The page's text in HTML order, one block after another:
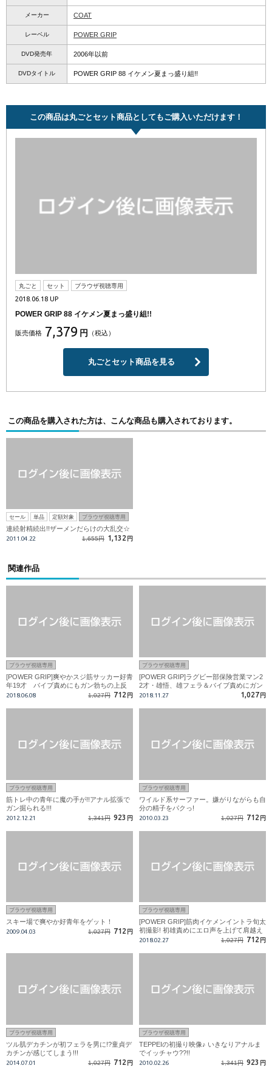
メーカー COAT
レーベル POWER GRIP
DVD発売年 2006年以前
DVDタイトル POWER GRIP 88 イケメン夏まっ盛り組!!
この商品は丸ごとセット商品としてもご購入いただけます！
丸ごと セット ブラウザ視聴専用
2018.06.18 UP
POWER GRIP 88 イケメン夏まっ盛り組!!
販売価格 7,379 円 （税込）
丸ごとセット商品を見る
この商品を購入された方は、こんな商品も購入されております。
セール 単品 定額対象 ブラウザ視聴専用
連続射精続出!!ザーメンだらけの大乱交☆
2011.04.22 1,655円 1,132 円
関連作品
ブラウザ視聴専用
[POWER GRIP]爽やかスジ筋サッカー好青
年19才 バイブ責めにもガン勃ちの上反
りズル剥けエロチンコが男の手で豪快発
2018.06.08 1,027円 712 円
ブラウザ視聴専用
[POWER GRIP]ラグビー部保険営業マン2
2才・雄悟、雄フェラ＆バイブ責めにガン
勃ちで漏れる雄声!!
2018.11.27 1,027 円
ブラウザ視聴専用
筋トレ中の青年に魔の手が!!アナル拡張で
ガン掘られる!!!
2012.12.21 1,341円 923 円
ブラウザ視聴専用
ワイルド系サーファー。嫌がりながらも自
分の精子をパクっ!
2010.03.23 1,027円 712 円
ブラウザ視聴専用
スキー場で爽やか好青年をゲット！
2009.04.03 1,027円 712 円
ブラウザ視聴専用
[POWER GRIP]筋肉イケメンイントラ旬太
初撮影! 初雄責めにエロ声を上げて肩越え
豪快射精!!
2018.02.27 1,027円 712 円
ブラウザ視聴専用
ツル肌デカチンが初フェラを男に!?童貞デ
カチンが感じてしまう!!!
2014.07.01 1,027円 712 円
ブラウザ視聴専用
TEPPEIの初撮り映像♪ いきなりアナルま
でイッチャウ??!!
2010.02.26 1,341円 923 円